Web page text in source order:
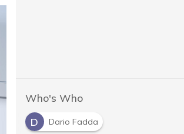
Who's Who
D
Dario Fadda